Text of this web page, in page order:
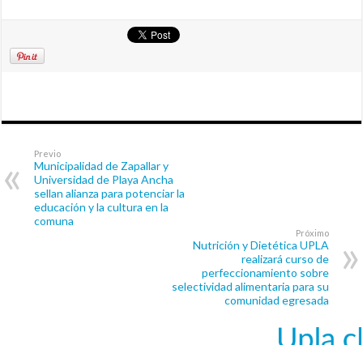
Previo
Municipalidad de Zapallar y
Universidad de Playa Ancha
sellan alianza para potenciar la
educación y la cultura en la
comuna
Próximo
Nutrición y Dietética UPLA
realizará curso de
perfeccionamiento sobre
selectividad alimentaria para su
comunidad egresada